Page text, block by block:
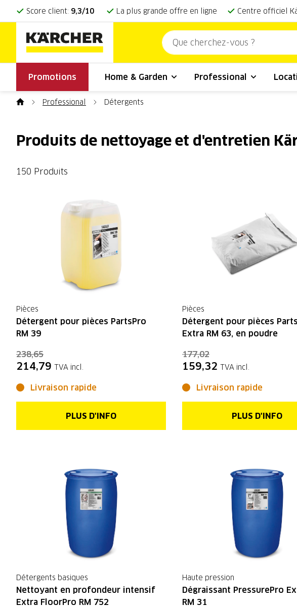
Score client: 9,3/10 La plus grande offre en ligne Centre officiel
Promotions Home & Garden Professional
Professional Détergents
Produits de nettoyage et d'entretien
150 Produits
Pièces
Détergent pour pièces PartsPro
RM 39
238,65
214,79 TVA incl.
Livraison rapide
PLUS D'INFO
Pièces
Détergent pour pièces
Extra RM 63, en poudre
177,02
159,32 TVA incl.
Livraison rapide
PLUS D'INFO
Détergents basiques
Nettoyant en profondeur intensif
Extra FloorPro RM 752
Haute pression
Dégraissant PressurePro
RM 31